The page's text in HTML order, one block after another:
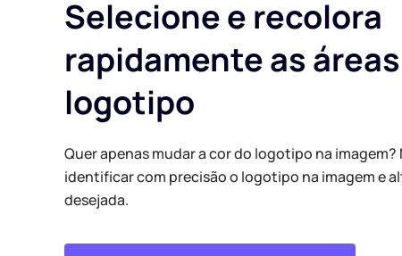
Selecione e recolora
rapidamente as
logotipo
Quer apenas mudar a cor do logotipo na imagem?
identificar com precisão o logotipo na imagem e
desejada.